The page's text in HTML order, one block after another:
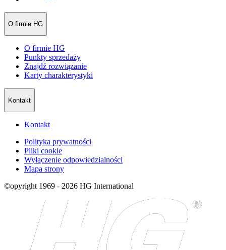
O firmie HG
O firmie HG
Punkty sprzedaży
Znajdź rozwiązanie
Karty charakterystyki
Kontakt
Kontakt
Polityka prywatności
Pliki cookie
Wyłączenie odpowiedzialności
Mapa strony
©opyright 1969 - 2026 HG International